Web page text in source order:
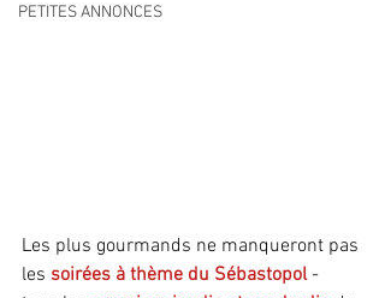
PETITES ANNONCES
Les plus gourmands ne manqueront pas
les soirées à thème du Sébastopol -